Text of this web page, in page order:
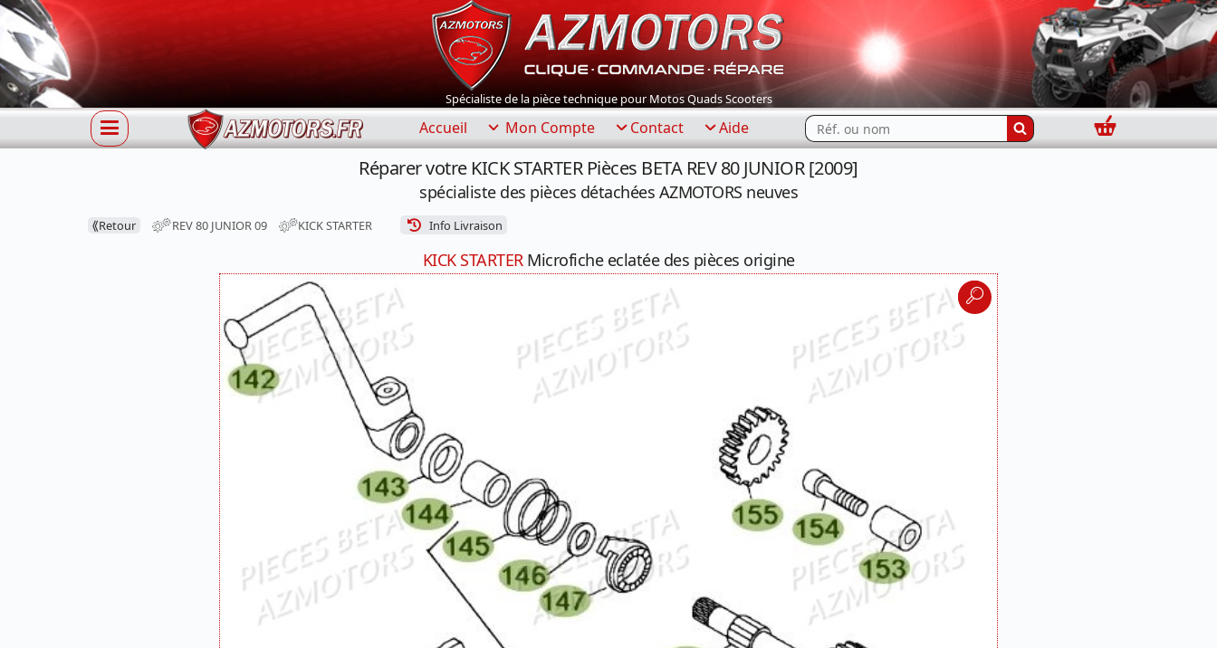
Spécialiste de la pièce technique pour Motos Quads Scooters
Accueil Mon Compte Contact Aide Rechercher...
Panier
Réparer votre KICK STARTER Pièces BETA REV 80 JUNIOR [2009]
spécialiste des pièces détachées AZMOTORS neuves
⟪Retour REV 80 JUNIOR 09 KICK STARTER Info Livraison
KICK STARTERMicrofiche eclatée des pièces origine